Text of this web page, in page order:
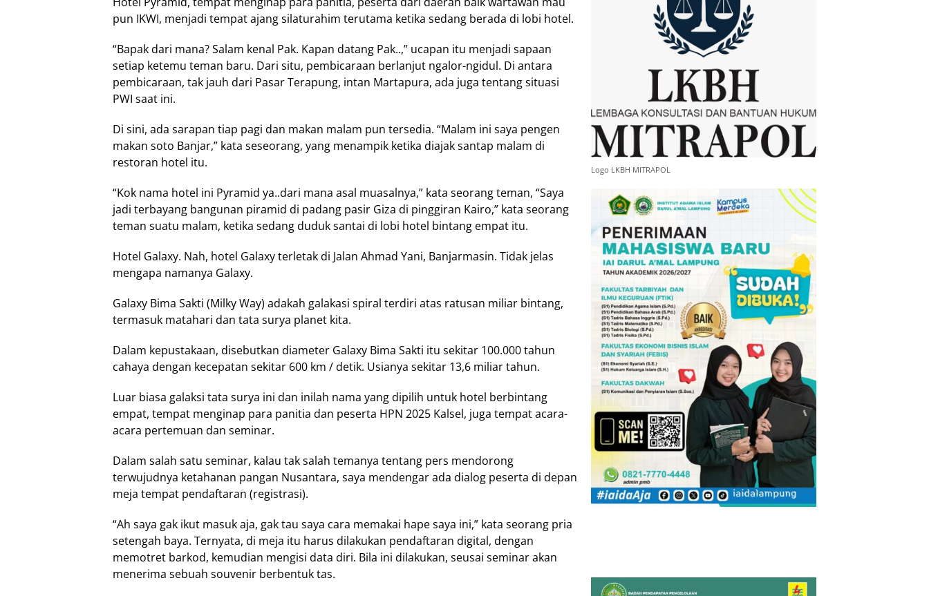
pun IKWI, menjadi tempat ajang silaturahim terutama ketika sedang berada di lobi hotel.
“Bapak dari mana? Salam kenal Pak. Kapan datang Pak..,” ucapan itu menjadi sapaan
setiap ketemu teman baru. Dari situ, pembicaraan berlanjut ngalor-ngidul. Di antara
pembicaraan, tak jauh dari Pasar Terapung, intan Martapura, ada juga tentang situasi
PWI saat ini.
Di sini, ada sarapan tiap pagi dan makan malam pun tersedia. “Malam ini saya pengen
makan soto Banjar,” kata seseorang, yang menampik ketika diajak santap malam di
restoran hotel itu.
“Kok nama hotel ini Pyramid ya..dari mana asal muasalnya,” kata seorang teman, “Saya
jadi terbayang bangunan piramid di padang pasir Giza di pinggiran Kairo,” kata seorang
teman suatu malam, ketika sedang duduk santai di lobi hotel bintang empat itu.
Hotel Galaxy. Nah, hotel Galaxy terletak di Jalan Ahmad Yani, Banjarmasin. Tidak jelas
mengapa namanya Galaxy.
Galaxy Bima Sakti (Milky Way) adakah galakasi spiral terdiri atas ratusan miliar bintang,
termasuk matahari dan tata surya planet kita.
Dalam kepustakaan, disebutkan diameter Galaxy Bima Sakti itu sekitar 100.000 tahun
cahaya dengan kecepatan sekitar 600 km / detik. Usianya sekitar 13,6 miliar tahun.
Luar biasa galaksi tata surya ini dan inilah nama yang dipilih untuk hotel berbintang
empat, tempat menginap para panitia dan peserta HPN 2025 Kalsel, juga tempat acara-
acara pertemuan dan seminar.
Dalam salah satu seminar, kalau tak salah temanya tentang pers mendorong
terwujudnya ketahanan pangan Nusantara, saya mendengar ada dialog peserta di depan
meja tempat pendaftaran (registrasi).
“Ah saya gak ikut masuk aja, gak tau saya cara memakai hape saya ini,” kata seorang pria
setengah baya. Ternyata, di meja itu harus dilakukan pendaftaran digital, dengan
memotret barkod, kemudian mengisi data diri. Bila ini dilakukan, seusai seminar akan
menerima sebuah souvenir berbentuk tas.
Logo LKBH MITRAPOL